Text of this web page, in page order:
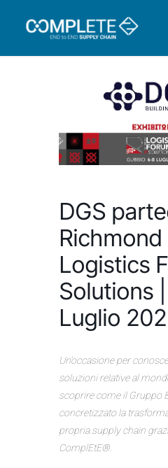
DGS
Richmond
Logistics
Solutions
Luglio
Un’occasione per
soluzioni relative al
scoprire come il Gruppo
concretizzato la
propria supply chain
ComplEtE®.